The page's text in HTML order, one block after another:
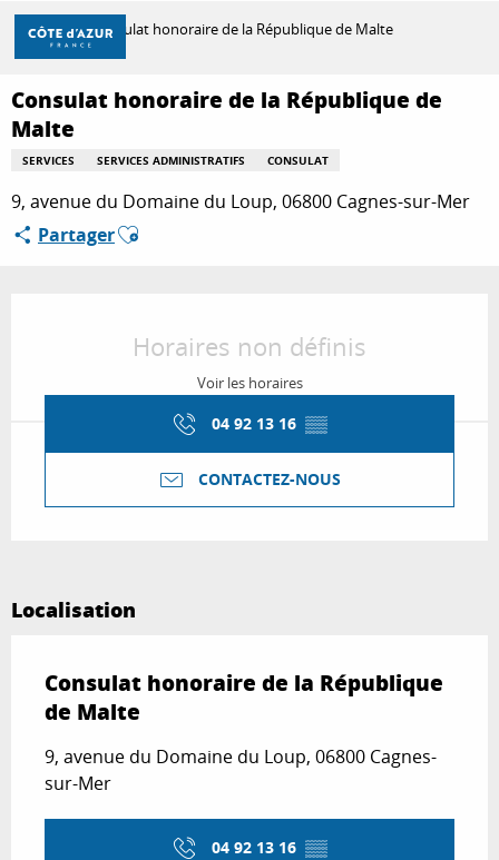
Aller
contenu
principal
DÉCOUVRIR
À FAIRE
Accueil Consulat honoraire de la République de Malte
Consulat honoraire de la République de
Malte
SERVICES SERVICES ADMINISTRATIFS CONSULAT
9, avenue du Domaine du Loup, 06800 Cagnes-sur-Mer
PartagerAjouter aux favoris
Horaires non définis
Voir les horaires
04 92 13 16 ▒▒
CONTACTEZ-NOUS
Localisation
Consulat honoraire de la République
de Malte
9, avenue du Domaine du Loup, 06800 Cagnes-
sur-Mer
04 92 13 16 ▒▒